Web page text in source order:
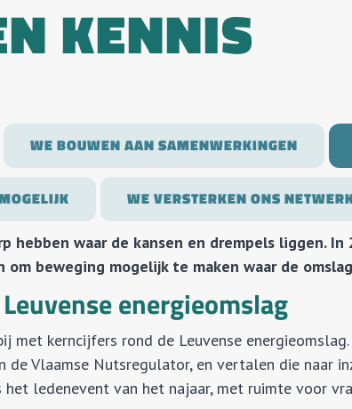
KENNIS
WE BOUWEN AAN SAMENWERKINGEN
WE VERSTERKEN ONS
hebben waar de kansen en drempels liggen.
beweging mogelijk te maken waar de
energieomslag
met kerncijfers rond de Leuvense
de Vlaamse Nutsregulator, en vertalen die naar
ledenevent van het najaar, met ruimte voor